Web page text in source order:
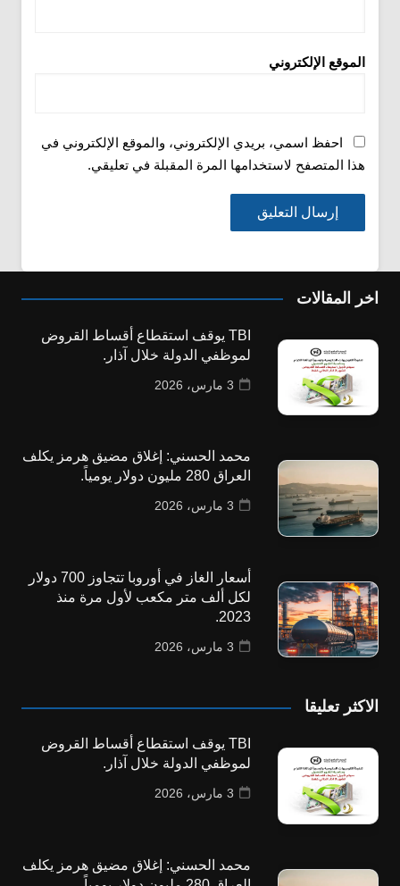
الموقع الإلكتروني
احفظ اسمي، بريدي الإلكتروني، والموقع الإلكتروني في
هذا المتصفح لاستخدامها المرة المقبلة في تعليقي.
اخر المقالات
TBI يوقف استقطاع أقساط القروض
لموظفي الدولة خلال آذار.
3 مارس، 2026
محمد الحسني: إغلاق مضيق هرمز يكلف
العراق 280 مليون دولار يومياً.
3 مارس، 2026
أسعار الغاز في أوروبا تتجاوز 700 دولار
لكل ألف متر مكعب لأول مرة منذ
2023.
3 مارس، 2026
الاكثر تعليقا
TBI يوقف استقطاع أقساط القروض
لموظفي الدولة خلال آذار.
3 مارس، 2026
محمد الحسني: إغلاق مضيق هرمز يكلف